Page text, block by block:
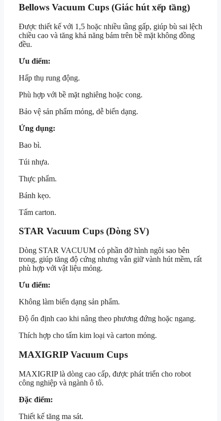
Bellows Vacuum Cups (Giác hút xếp tầng)
Được thiết kế với 1,5 hoặc nhiều tầng gấp, giúp bù sai lệch
chiều cao và tăng khả năng bám trên bề mặt không đồng
đều.
Ưu điểm:
Hấp thụ rung động.
Phù hợp với bề mặt nghiêng hoặc cong.
Bảo vệ sản phẩm mỏng, dễ biến dạng.
Ứng dụng:
Bao bì.
Túi nhựa.
Thực phẩm.
Bánh kẹo.
Tấm carton.
STAR Vacuum Cups (Dòng SV)
Dòng STAR VACUUM có phần đỡ hình ngôi sao bên
trong, giúp tăng độ cứng nhưng vẫn giữ vành hút mềm, rất
phù hợp với vật liệu mỏng.
Ưu điểm:
Không làm biến dạng sản phẩm.
Độ ổn định cao khi nâng theo phương đứng hoặc ngang.
Thích hợp cho tấm kim loại và carton mỏng.
MAXIGRIP Vacuum Cups
MAXIGRIP là dòng cao cấp, được phát triển cho robot
công nghiệp và ngành ô tô.
Đặc điểm:
Thiết kế tăng ma sát.